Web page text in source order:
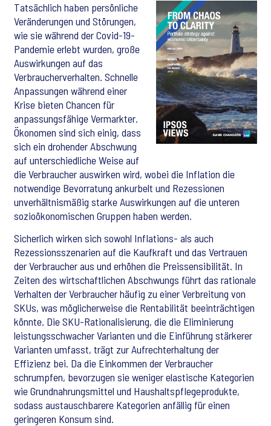
Tatsächlich haben persönliche
Veränderungen und Störungen,
wie sie während der Covid-19-
Pandemie erlebt wurden, große
Auswirkungen auf das
Verbraucherverhalten. Schnelle
Anpassungen während einer
Krise bieten Chancen für
anpassungsfähige Vermarkter.
Ökonomen sind sich einig, dass
sich ein drohender Abschwung
auf unterschiedliche Weise auf
die Verbraucher auswirken wird, wobei die Inflation die
notwendige Bevorratung ankurbelt und Rezessionen
unverhältnismäßig starke Auswirkungen auf die unteren
sozioökonomischen Gruppen haben werden.
Sicherlich wirken sich sowohl Inflations- als auch
Rezessionsszenarien auf die Kaufkraft und das Vertrauen
der Verbraucher aus und erhöhen die Preissensibilität. In
Zeiten des wirtschaftlichen Abschwungs führt das rationale
Verhalten der Verbraucher häufig zu einer Verbreitung von
SKUs, was möglicherweise die Rentabilität beeinträchtigen
könnte. Die SKU-Rationalisierung, die die Eliminierung
leistungsschwacher Varianten und die Einführung stärkerer
Varianten umfasst, trägt zur Aufrechterhaltung der
Effizienz bei. Da die Einkommen der Verbraucher
schrumpfen, bevorzugen sie weniger elastische Kategorien
wie Grundnahrungsmittel und Haushaltspflegeprodukte,
sodass austauschbarere Kategorien anfällig für einen
geringeren Konsum sind.